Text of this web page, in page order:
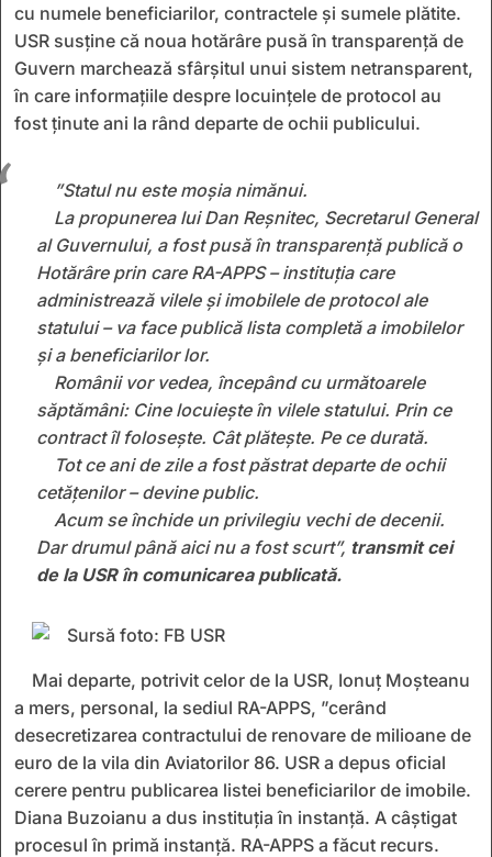
cu numele beneficiarilor, contractele și sumele plătite.
USR susține că noua hotărâre pusă în transparență de
Guvern marchează sfârșitul unui sistem netransparent,
în care informațiile despre locuințele de protocol au
fost ținute ani la rând departe de ochii publicului.
”Statul nu este moșia nimănui.
La propunerea lui Dan Reșnitec, Secretarul General
al Guvernului, a fost pusă în transparență publică o
Hotărâre prin care RA-APPS – instituția care
administrează vilele și imobilele de protocol ale
statului – va face publică lista completă a imobilelor
și a beneficiarilor lor.
Românii vor vedea, începând cu următoarele
săptămâni: Cine locuiește în vilele statului. Prin ce
contract îl folosește. Cât plătește. Pe ce durată.
Tot ce ani de zile a fost păstrat departe de ochii
cetățenilor – devine public.
Acum se închide un privilegiu vechi de decenii.
Dar drumul până aici nu a fost scurt”, transmit cei
de la USR în comunicarea publicată.
Mai departe, potrivit celor de la USR, Ionuț Moșteanu
a mers, personal, la sediul RA-APPS, ”cerând
desecretizarea contractului de renovare de milioane de
euro de la vila din Aviatorilor 86. USR a depus oficial
cerere pentru publicarea listei beneficiarilor de imobile.
Diana Buzoianu a dus instituția în instanță. A câștigat
procesul în primă instanță. RA-APPS a făcut recurs.